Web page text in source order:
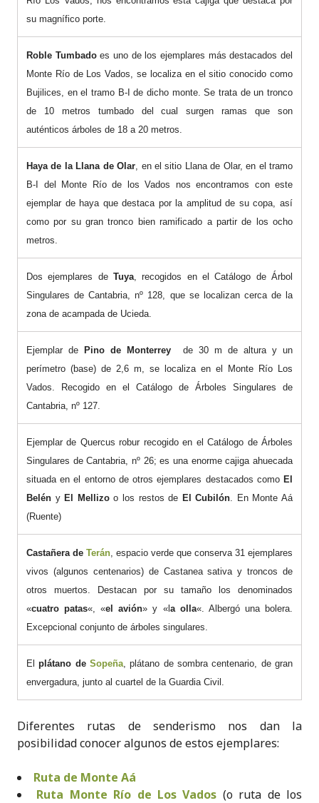
su magnífico porte.
Roble Tumbadoes uno de los ejemplares más destacados del
Monte Río de Los Vados, se localiza en el sitio conocido como
Bujilices, en el tramo B-I de dicho monte. Se trata de un tronco
de 10 metros tumbado del cual surgen ramas que son
auténticos árboles de 18 a 20 metros.
Haya de la Llana de Olar, en el sitio Llana de Olar, en el tramo
B-I del Monte Río de los Vados nos encontramos con este
ejemplar de haya que destaca por la amplitud de su copa, así
como por su gran tronco bien ramificado a partir de los ocho
metros.
Dos ejemplares deTuya, recogidos en el Catálogo de Árbol
Singulares de Cantabria, nº 128, que se localizan cerca de la
zona de acampada de Ucieda.
Ejemplar de Pino de Monterrey
de 30 m de altura y un
perímetro (base) de 2,6 m, se localiza en el Monte Río Los
Vados. Recogido en el Catálogo de Árboles Singulares de
Cantabria, nº 127.
Ejemplar de Quercus robur recogido en el Catálogo de Árboles
Singulares de Cantabria, nº 26; es una enorme cajiga ahuecada
situada en el entorno de otros ejemplares destacados como El
Belén y El Mellizoo los restos de El Cubilón. En Monte Aá
(Ruente)
Castañera de Terán, espacio verde que conserva 31 ejemplares
vivos (algunos centenarios) de Castanea sativa y troncos de
otros muertos. Destacan por su tamaño los denominados
«cuatro patas«, «el avión» y «l a olla«. Albergó una bolera.
Excepcional conjunto de árboles singulares.
Elplátano deSopeña, plátano de sombra centenario, de gran
envergadura, junto al cuartel de la Guardia Civil.
Diferentes rutas de senderismo nos dan la
posibilidad conocer algunos de estos ejemplares:
Ruta de Monte Aá
Ruta Monte Río de Los Vados (o ruta de los